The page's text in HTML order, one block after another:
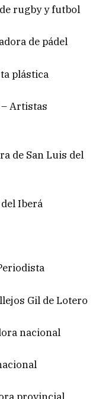
rugby y futbol
de pádel
plástica
– Artistas
de San Luis del
Iberá
Gil de Lotero
nacional